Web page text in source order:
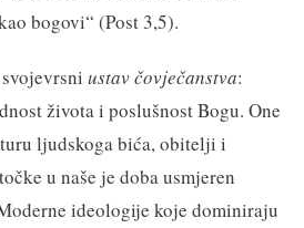
bogovi“ (Post 3,5).
ustav čovječanstva:
života i poslušnost Bogu. One
ljudskoga bića, obitelji i
u naše je doba usmjeren
ideologije koje dominiraju